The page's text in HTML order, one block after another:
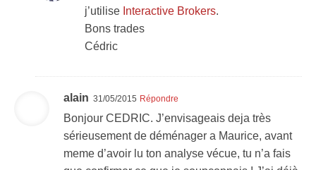
j’utilise Interactive Brokers.
Bons trades
Cédric
alain 31/05/2015 Répondre
Bonjour CEDRIC. J’envisageais deja très
sérieusement de déménager a Maurice, avant
meme d’avoir lu ton analyse vécue, tu n’a fais